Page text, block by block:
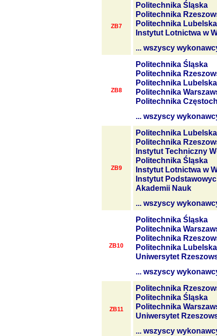
ZB7
Politechnika Śląska
Politechnika
Politechnika Lubelska
Instytut Lotnictwa w
... wszyscy
ZB8
Politechnika Śląska
Politechnika
Politechnika Lubelska
Politechnika
Politechnika
... wszyscy
ZB9
Politechnika Lubelska
Politechnika
Instytut Techniczny
Politechnika Śląska
Instytut Lotnictwa w
Instytut
Akademii Nauk
... wszyscy
ZB10
Politechnika Śląska
Politechnika
Politechnika
Politechnika Lubelska
Uniwersytet
... wszyscy
ZB11
Politechnika
Politechnika Śląska
Politechnika
Uniwersytet
... wszyscy